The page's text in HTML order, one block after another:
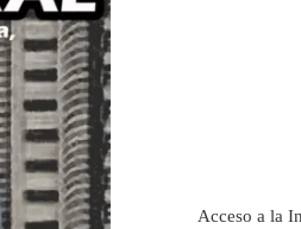
Acceso a la